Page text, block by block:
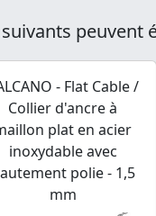
suivants peuvent
- Flat Cable /
Collier d'ancre à
plat en acier
inoxydable avec
polie - 1,5
mm